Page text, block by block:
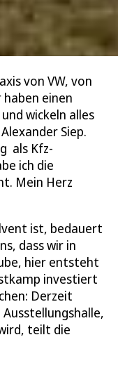
von VW, von
haben einen
wickeln alles
Siep.
als Kfz-
ich die
Mein Herz
ist, bedauert
dass wir in
hier entsteht
investiert
Derzeit
teilt die